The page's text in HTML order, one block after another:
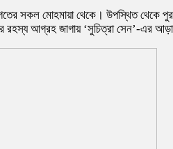
সকল মোহমায়া থেকে। উপস্থিত থেকে
আগ্রহ জাগায় ‘সুচিত্রা সেন’-এর আড়ালে